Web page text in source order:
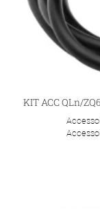
KIT ACC QLn/